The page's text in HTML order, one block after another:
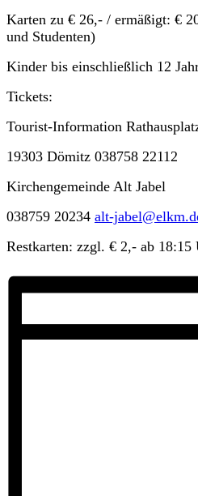
Karten zu € 26,- / ermäßigt: €
und Studenten)
Kinder bis einschließlich 12
Tickets:
Tourist-Information
19303 Dömitz 038758 22112
Kirchengemeinde Alt Jabel
038759 20234 alt-
Restkarten: zzgl. € 2,- ab 18:15